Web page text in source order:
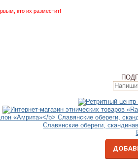
кто их разместит!
Славянские обереги,